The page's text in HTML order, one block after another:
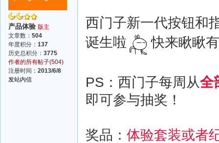
产品体验 版主
文章数： 504
年度积分： 137
历史总积分： 3775
作者的所有帖子(504)
注册时间： 2013/6/8
发站内信
西门子新一代按钮和
诞生啦
快来瞅瞅
PS：西门子每周从全
即可参与抽奖！
奖品： 体验套装或者